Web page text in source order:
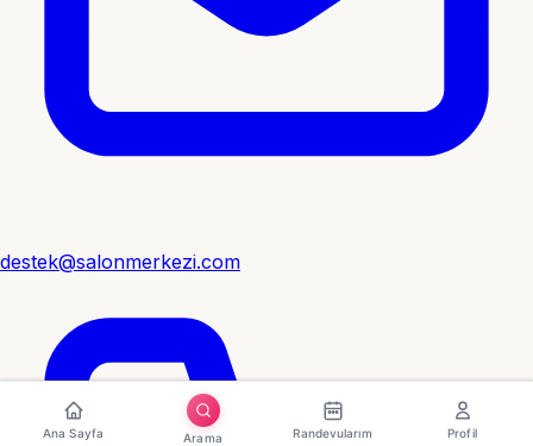
destek@salonmerkezi.com
Ana Sayfa Arama Randevularım Profil